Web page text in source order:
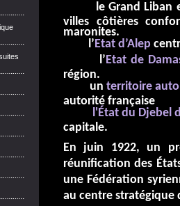
le Grand Liban en
villes côtières
maronites.
l’Etat d’Alep
l’Etat de
région.
un territoire
autorité française
l'État du Djebel
capitale.
En juin 1922, un
réunification des
une Fédération
au centre stratégique